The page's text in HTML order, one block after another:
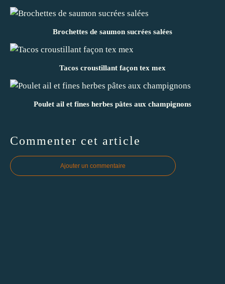
Brochettes de saumon sucrées salées
Tacos croustillant façon tex mex
Poulet ail et fines herbes pâtes aux champignons
Commenter cet article
Ajouter un commentaire